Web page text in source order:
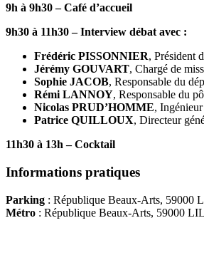
9h à 9h30 – Café d’accueil
9h30 à 11h30 – Interview débat avec :
Frédéric PISSONNIER, Président
Jérémy GOUVART, Chargé de
Sophie JACOB, Responsable du
Rémi LANNOY, Responsable du
Nicolas PRUD’HOMME,
Patrice QUILLOUX, Directeur
11h30 à 13h – Cocktail
Informations pratiques
Parking : République Beaux-Arts, 59000
Métro : République Beaux-Arts, 59000